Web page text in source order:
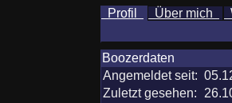
Profil Über mich
Boozerdaten
Angemeldet seit:
Zuletzt gesehen: